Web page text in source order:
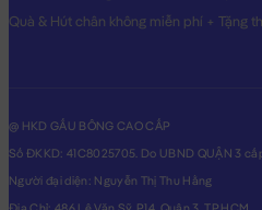
Quà & Hút chân không miễn phí + Tặng
@ HKD GẤU BÔNG CAO CẤP
Số ĐKKD: 41C8025705. Do UBND QUẬN 3
Người đại diện: Nguyễn Thị Thu Hằng